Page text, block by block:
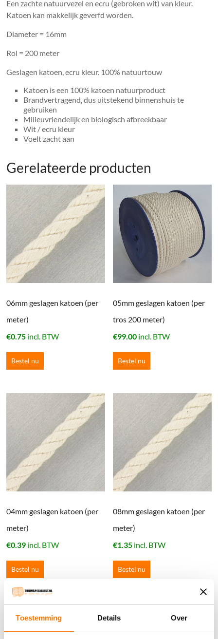
Toestemming Details Over
Een zachte natuurvezel en ecru (gebroken wit) van kleur.
Katoen kan makkelijk geverfd worden.
Diameter = 16mm
Rol = 200 meter
Geslagen katoen, ecru kleur. 100% natuurtouw
Katoen is een 100% katoen natuurproduct
Brandvertragend, dus uitstekend binnenshuis te
gebruiken
Milieuvriendelijk en biologisch afbreekbaar
Wit / ecru kleur
Voelt zacht aan
Gerelateerde producten
06mm geslagen katoen (per
meter)
€0.75 incl. BTW
Bestel nu
05mm geslagen katoen (per
tros 200 meter)
€99.00 incl. BTW
Bestel nu
04mm geslagen katoen (per
meter)
€0.39 incl. BTW
Bestel nu
08mm geslagen katoen (per
meter)
€1.35 incl. BTW
Bestel nu
Winkelwagen